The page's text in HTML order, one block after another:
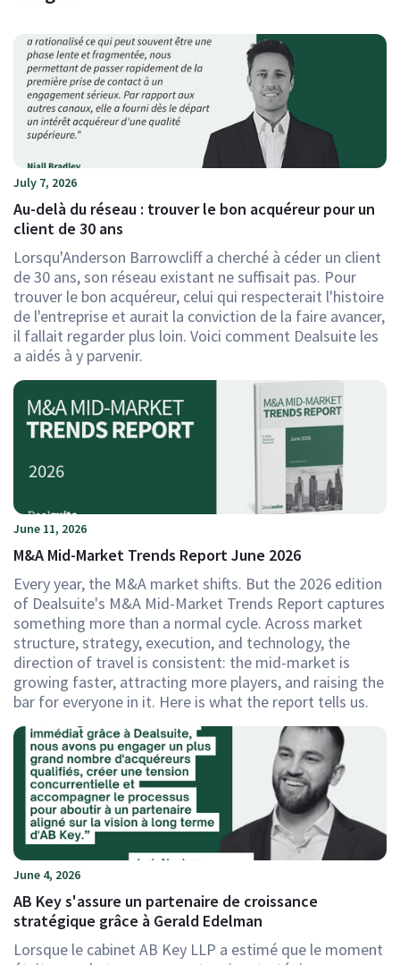
July 7, 2026
Au-delà du réseau : trouver le bon acquéreur pour un
client de 30 ans
Lorsqu'Anderson Barrowcliff a cherché à céder un client
de 30 ans, son réseau existant ne suffisait pas. Pour
trouver le bon acquéreur, celui qui respecterait l'histoire
de l'entreprise et aurait la conviction de la faire avancer,
il fallait regarder plus loin. Voici comment Dealsuite les
a aidés à y parvenir.
June 11, 2026
M&A Mid-Market Trends Report June 2026
Every year, the M&A market shifts. But the 2026 edition
of Dealsuite's M&A Mid-Market Trends Report captures
something more than a normal cycle. Across market
structure, strategy, execution, and technology, the
direction of travel is consistent: the mid-market is
growing faster, attracting more players, and raising the
bar for everyone in it. Here is what the report tells us.
June 4, 2026
AB Key s'assure un partenaire de croissance
stratégique grâce à Gerald Edelman
Lorsque le cabinet AB Key LLP a estimé que le moment